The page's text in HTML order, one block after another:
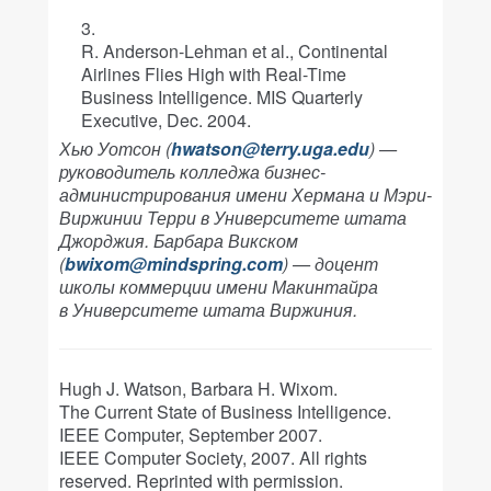
R. Anderson-Lehman et al., Continental
Airlines Flies High with Real-Time
Business Intelligence. MIS Quarterly
Executive, Dec. 2004.
Хью Уотсон (hwatson@terry.uga.edu) —
руководитель колледжа бизнес-
администрирования имени Хермана и Мэри-
Виржинии Терри в Университете штата
Джорджия. Барбара Викском
(bwixom@mindspring.com) — доцент
школы коммерции имени Макинтайра
в Университете штата Виржиния.
Hugh J. Watson, Barbara H. Wixom.
The Current State of Business Intelligence.
IEEE Computer, September 2007.
IEEE Computer Society, 2007. All rights
reserved. Reprinted with permission.